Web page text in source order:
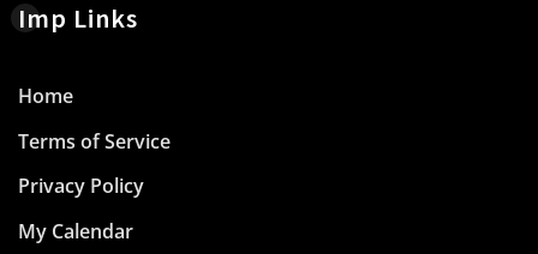
Imp Links
Home
Terms of Service
Privacy Policy
My Calendar